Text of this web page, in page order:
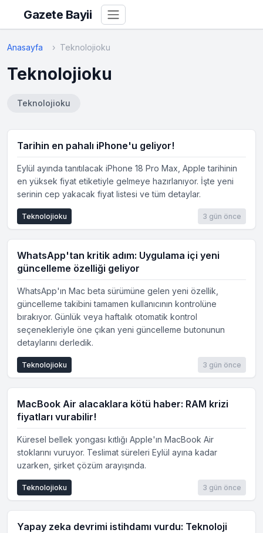
Gazete Bayii
Anasayfa Teknolojioku
Teknolojioku
Teknolojioku
Tarihin en pahalı iPhone'u geliyor!
Eylül ayında tanıtılacak iPhone 18 Pro Max, Apple tarihinin
en yüksek fiyat etiketiyle gelmeye hazırlanıyor. İşte yeni
serinin cep yakacak fiyat listesi ve tüm detaylar.
3 gün önce
Teknolojioku
WhatsApp'tan kritik adım: Uygulama içi yeni
güncelleme özelliği geliyor
WhatsApp'ın Mac beta sürümüne gelen yeni özellik,
güncelleme takibini tamamen kullanıcının kontrolüne
bırakıyor. Günlük veya haftalık otomatik kontrol
seçenekleriyle öne çıkan yeni güncelleme butonunun
detaylarını derledik.
3 gün önce
Teknolojioku
MacBook Air alacaklara kötü haber: RAM krizi
fiyatları vurabilir!
Küresel bellek yongası kıtlığı Apple'ın MacBook Air
stoklarını vuruyor. Teslimat süreleri Eylül ayına kadar
uzarken, şirket çözüm arayışında.
3 gün önce
Teknolojioku
Yapay zeka devrimi istihdamı vurdu: Teknoloji